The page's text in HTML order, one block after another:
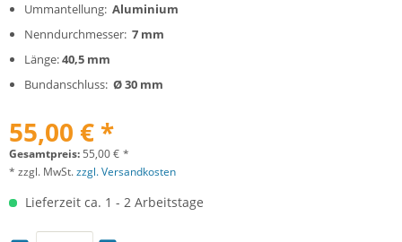
Ummantellung: Aluminium
Nenndurchmesser: 7 mm
Länge:40,5 mm
Bundanschluss: Ø 30 mm
55,00 € *
Gesamtpreis: 55,00€ *
* zzgl. MwSt.zzgl. Versandkosten
Lieferzeit ca. 1 - 2 Arbeitstage